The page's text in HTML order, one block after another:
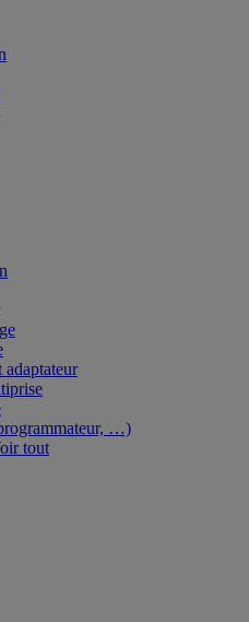
adaptateur
…)
tout